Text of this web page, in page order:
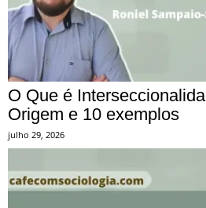
O Que é
Origem e 10 exemplos
julho 29, 2026